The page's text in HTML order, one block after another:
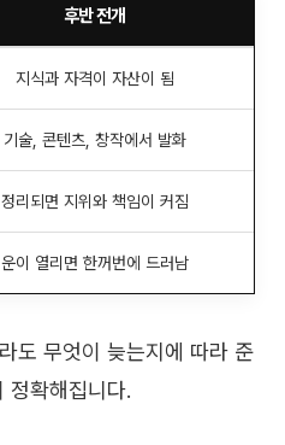
후반 전개
지식과 자격이 자산이 됨
기술, 콘텐츠, 창작에서 발화
정리되면 지위와 책임이 커짐
운이 열리면 한꺼번에 드러남
도 무엇이 늦는지에 따라 준
정확해집니다.